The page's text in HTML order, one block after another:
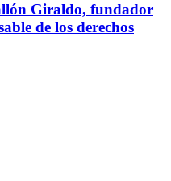
Giraldo, fundador
de los derechos